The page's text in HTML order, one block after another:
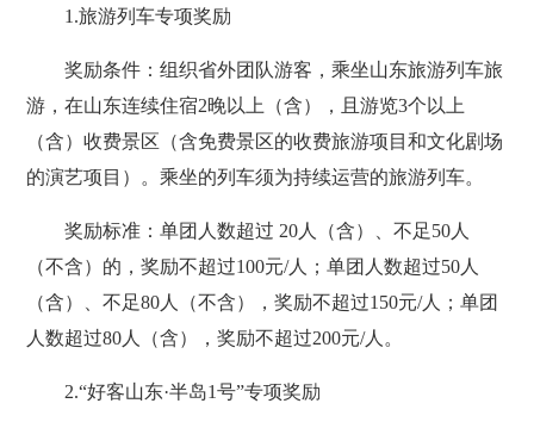
1.旅游列车专项奖励
奖励条件：组织省外团队游客，乘坐山东旅游列车旅
游，在山东连续住宿2晚以上（含），且游览3个以上
（含）收费景区（含免费景区的收费旅游项目和文化剧场
的演艺项目）。乘坐的列车须为持续运营的旅游列车。
奖励标准：单团人数超过 20人（含）、不足50人
（不含）的，奖励不超过100元/人；单团人数超过50人
（含）、不足80人（不含），奖励不超过150元/人；单团
人数超过80人（含），奖励不超过200元/人。
2.“好客山东·半岛1号”专项奖励